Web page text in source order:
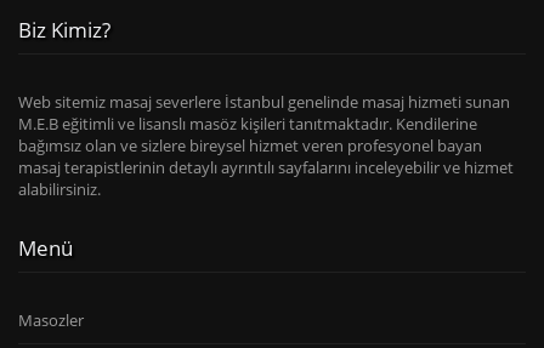
Biz Kimiz?
Web sitemiz masaj severlere İstanbul genelinde masaj hizmeti sunan
M.E.B eğitimli ve lisanslı masöz kişileri tanıtmaktadır. Kendilerine
bağımsız olan ve sizlere bireysel hizmet veren profesyonel bayan
masaj terapistlerinin detaylı ayrıntılı sayfalarını inceleyebilir ve hizmet
alabilirsiniz.
Menü
Masozler